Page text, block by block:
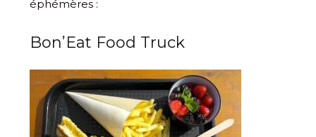
éphémères :
Bon’Eat Food Truck